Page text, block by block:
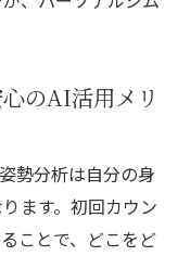
のAI活用メリ
勢分析は自分の身
ます。初回カウン
ことで、どこをど